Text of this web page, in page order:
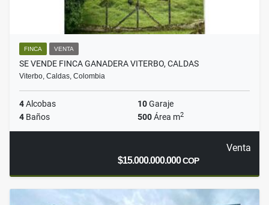
FINCA VENTA
SE VENDE FINCA GANADERA VITERBO, CALDAS
Viterbo, Caldas, Colombia
4Alcobas 10Garaje
4 Baños 500Área m2
Venta
$15.000.000.000COP